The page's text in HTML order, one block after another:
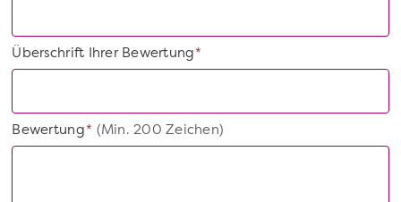
*
Überschrift Ihrer Bewertung
*
Bewertung(Min. 200 Zeichen)